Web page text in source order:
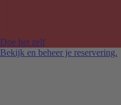
Doe het zelf
Bekijk en beheer je reservering.
Melbourne Tullamarine
Perth luchthaven
Sydney luchthaven